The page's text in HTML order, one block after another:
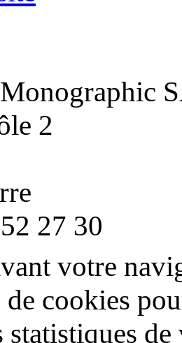
2
27 30
votre
cookies
statistiques de